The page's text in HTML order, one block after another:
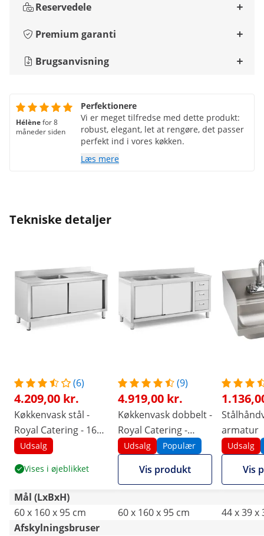
Reservedele
Premium garanti
Brugsanvisning
Hélènefor 8
måneder siden
Perfektionere
Vi er meget tilfredse med dette produkt:
robust, elegant, let at rengøre, det passer
perfekt ind i vores køkken.
Læs mere
Tekniske detaljer
(6)
4.209,00 kr.
Køkkenvask stål -
Royal Catering - 160
x 60 cm
Udsalg
Vises i øjeblikket
(9)
4.919,00 kr.
Køkkenvask dobbelt -
Royal Catering -
rustfrit stål - 160 x 60
cm
Udsalg Populær
Vis produkt
armatur
Udsalg
Vis
Mål (LxBxH)
60 x 160 x 95 cm
60 x 160 x 95 cm
44 x 39 x
Afskylningsbruser